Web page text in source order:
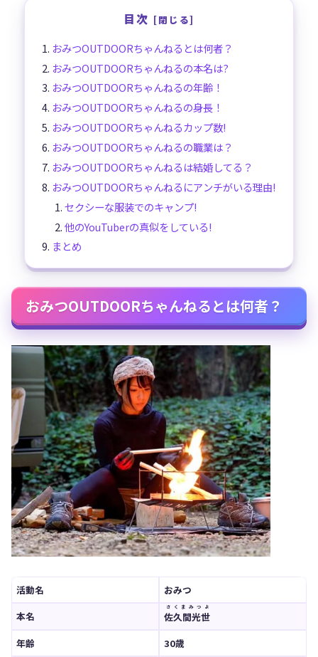
目次
おみつOUTDOORちゃんねるとは何者？
おみつOUTDOORちゃんねるの本名は?
おみつOUTDOORちゃんねるの年齢！
おみつOUTDOORちゃんねるの身長！
おみつOUTDOORちゃんねるカップ数!
おみつOUTDOORちゃんねるの職業は？
おみつOUTDOORちゃんねるは結婚してる？
おみつOUTDOORちゃんねるにアンチがいる理由!
セクシーな服装でのキャンプ!
他のYouTuberの真似をしている!
まとめ
おみつOUTDOORちゃんねるとは何者？
活動名
おみつ
本名
佐久間光世
さくまみつよ
年齢
30歳